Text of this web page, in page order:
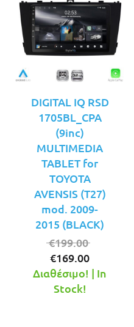
DIGITAL IQ RSD
1705BL_CPA
(9inc)
MULTIMEDIA
TABLET for
TOYOTA
AVENSIS (T27)
mod. 2009-
2015 (BLACK)
€199.00
was:
€169.00
τρέχουσα
Διαθέσιμο! | In
Stock!